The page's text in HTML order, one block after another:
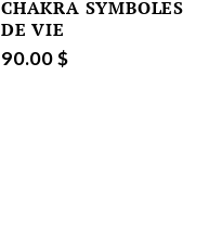
CHAKRA SYMBOLES
DE VIE
90.00 $